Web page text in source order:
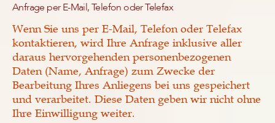
Anfrage per E-Mail, Telefon oder Telefax
Wenn Sie uns per E-Mail, Telefon oder Telefax
kontaktieren, wird Ihre Anfrage inklusive aller
daraus hervorgehenden personenbezogenen
Daten (Name, Anfrage) zum Zwecke der
Bearbeitung Ihres Anliegens bei uns gespeichert
und verarbeitet. Diese Daten geben wir nicht ohne
Ihre Einwilligung weiter.